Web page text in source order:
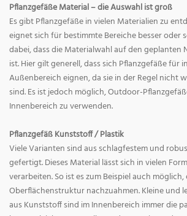
Pflanzgefäße Material – die Auswahl ist groß
Es gibt Pflanzgefäße in vielen Materialien zu
eignet sich für bestimmte Bereiche besser oder
dabei, dass die Materialwahl auf den geplanten
ist. Hier gilt generell, dass sich Pflanzgefäße für
Außenbereich eignen, da sie in der Regel nicht
sind. Es ist jedoch möglich, Outdoor-
Innenbereich zu verwenden.
Pflanzgefäß Kunststoff / Plastik
Viele Varianten sind aus schlagfestem und
gefertigt. Dieses Material lässt sich in vielen
verarbeiten. So ist es zum Beispiel auch
Oberflächenstruktur nachzuahmen. Kleine und
aus Kunststoff sind im Innenbereich immer die